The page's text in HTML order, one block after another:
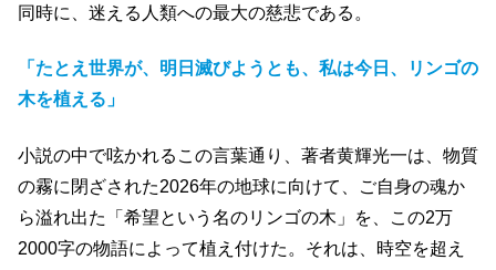
同時に、迷える人類への最大の慈悲である。
「たとえ世界が、明日滅びようとも、私は今日、リンゴの
木を植える」
小説の中で呟かれるこの言葉通り、著者黄輝光一は、物質
の霧に閉ざされた2026年の地球に向けて、ご自身の魂か
ら溢れ出た「希望という名のリンゴの木」を、この2万
2000字の物語によって植え付けた。それは、時空を超え